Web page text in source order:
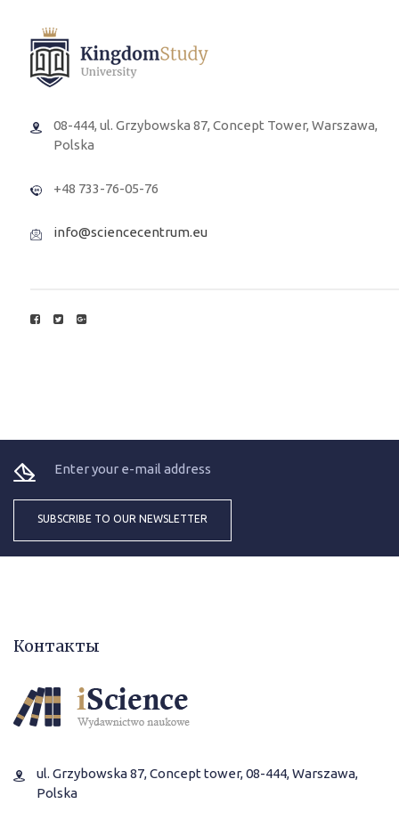
08-444, ul. Grzybowska 87, Concept Tower, Warszawa,
Polska
+48 733-76-05-76
info@sciencecentrum.eu
Контакты
ul. Grzybowska 87, Concept tower, 08-444, Warszawa,
Polska